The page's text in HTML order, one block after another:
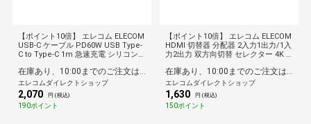
【ポイント10倍】 エレコム ELECOM
USB-C ケーブル PD60W USB Type-
C to Type-C 1m 急速充電 シリコン
石 でくるっとまとまる 持ち運び便利
形状記憶 ホワイト
在庫あり、10:00までのご注文は最短即日発送
エレコムダイレクトショップ
2,070 円 (税込)
190ポイント
【ポイント10倍】 エレコム ELECOM
HDMI 切替器 分配器 2入力1出力/1入
力2出力 双方向切替 セレクター 4K 6
h / Fire TV Stick 4K など動作確認済
】 ブラック
在庫あり、10:00までのご注文は最短即日発送
エレコムダイレクトショップ
1,630 円 (税込)
150ポイント